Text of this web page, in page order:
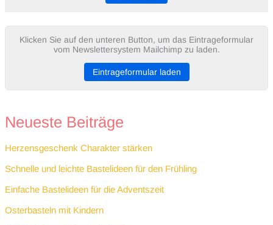
Klicken Sie auf den unteren Button, um das Eintrageformular
vom Newslettersystem Mailchimp zu laden.
Eintrageformular laden
Neueste Beiträge
Herzensgeschenk Charakter stärken
Schnelle und leichte Bastelideen für den Frühling
Einfache Bastelideen für die Adventszeit
Osterbasteln mit Kindern